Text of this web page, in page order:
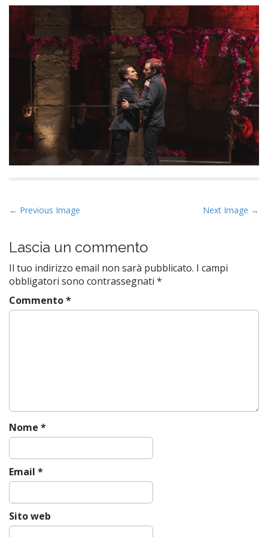
P
s
t
n
a
v
n
← Previous Image Next Image →
Lascia un commento
Il tuo indirizzo email non sarà pubblicato. I campi
obbligatori sono contrassegnati *
Commento*
Nome *
Email *
Sito web